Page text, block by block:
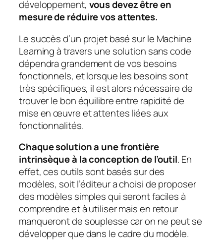
développement, vous devez être en
mesure de réduire vos attentes.
Le succès d’un projet basé sur le Machine
Learning à travers une solution sans code
dépendra grandement de vos besoins
fonctionnels, et lorsque les besoins sont
très spécifiques, il est alors nécessaire de
trouver le bon équilibre entre rapidité de
mise en œuvre et attentes liées aux
fonctionnalités.
Chaque solution a une frontière
intrinsèque à la conception de l’outil. En
effet, ces outils sont basés sur des
modèles, soit l’éditeur a choisi de proposer
des modèles simples qui seront faciles à
comprendre et à utiliser mais en retour
manqueront de souplesse car on ne peut se
développer que dans le cadre du modèle.